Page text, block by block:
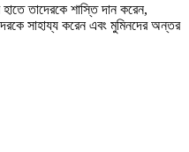
তাদেরকে শাস্তি দান করেন,
সাহায্য করেন এবং মুমিনদের অন্তর